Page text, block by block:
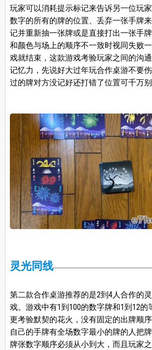
玩家可以消耗提示标记来告诉另一位玩
数字的所有的牌的位置、丢弃一张手牌
记并重新抽一张牌或是直接打出一张手
和颜色与场上的顺序不一致时视同失败
戏就结束，这款游戏考验玩家之间的沟
记忆力，先说好大过年玩合作桌游不要
过的牌对方没记好还打错了位置可千万别
灵光同线
第二款合作桌游推荐的是2到4人合作的
戏。游戏中有1到100的数字牌和1到12的
更考验默契的花火，没有固定的出牌顺
自己的手牌有全场数字最小的牌的人把
牌张数字顺序必须从小到大，而且玩家